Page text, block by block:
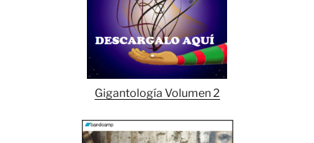
Gigantología Volumen 2